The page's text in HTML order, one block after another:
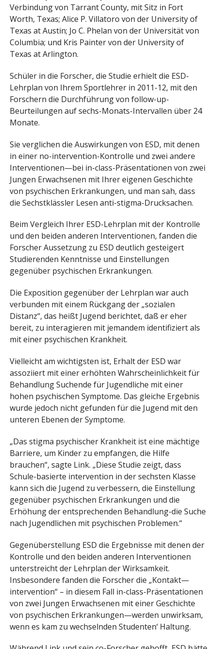
Verbindung von Tarrant County, mit Sitz in Fort
Worth, Texas; Alice P. Villatoro von der University of
Texas at Austin; Jo C. Phelan von der Universität von
Columbia; und Kris Painter von der University of
Texas at Arlington.
Schüler in die Forscher, die Studie erhielt die ESD-
Lehrplan von Ihrem Sportlehrer in 2011-12, mit den
Forschern die Durchführung von follow-up-
Beurteilungen auf sechs-Monats-Intervallen über 24
Monate.
Sie verglichen die Auswirkungen von ESD, mit denen
in einer no-intervention-Kontrolle und zwei andere
Interventionen—bei in-class-Präsentationen von zwei
Jungen Erwachsenen mit Ihrer eigenen Geschichte
von psychischen Erkrankungen, und man sah, dass
die Sechstklässler Lesen anti-stigma-Drucksachen.
Beim Vergleich Ihrer ESD-Lehrplan mit der Kontrolle
und den beiden anderen Interventionen, fanden die
Forscher Aussetzung zu ESD deutlich gesteigert
Studierenden Kenntnisse und Einstellungen
gegenüber psychischen Erkrankungen.
Die Exposition gegenüber der Lehrplan war auch
verbunden mit einem Rückgang der „sozialen
Distanz“, das heißt Jugend berichtet, daß er eher
bereit, zu interagieren mit jemandem identifiziert als
mit einer psychischen Krankheit.
Vielleicht am wichtigsten ist, Erhalt der ESD war
assoziiert mit einer erhöhten Wahrscheinlichkeit für
Behandlung Suchende für Jugendliche mit einer
hohen psychischen Symptome. Das gleiche Ergebnis
wurde jedoch nicht gefunden für die Jugend mit den
unteren Ebenen der Symptome.
„Das stigma psychischer Krankheit ist eine mächtige
Barriere, um Kinder zu empfangen, die Hilfe
brauchen“, sagte Link. „Diese Studie zeigt, dass
Schule-basierte intervention in der sechsten Klasse
kann sich die Jugend zu verbessern, die Einstellung
gegenüber psychischen Erkrankungen und die
Erhöhung der entsprechenden Behandlung-die Suche
nach Jugendlichen mit psychischen Problemen.“
Gegenüberstellung ESD die Ergebnisse mit denen der
Kontrolle und den beiden anderen Interventionen
unterstreicht der Lehrplan der Wirksamkeit.
Insbesondere fanden die Forscher die „Kontakt—
intervention“ – in diesem Fall in-class-Präsentationen
von zwei Jungen Erwachsenen mit einer Geschichte
von psychischen Erkrankungen—werden unwirksam,
wenn es kam zu wechselnden Studenten‘ Haltung.